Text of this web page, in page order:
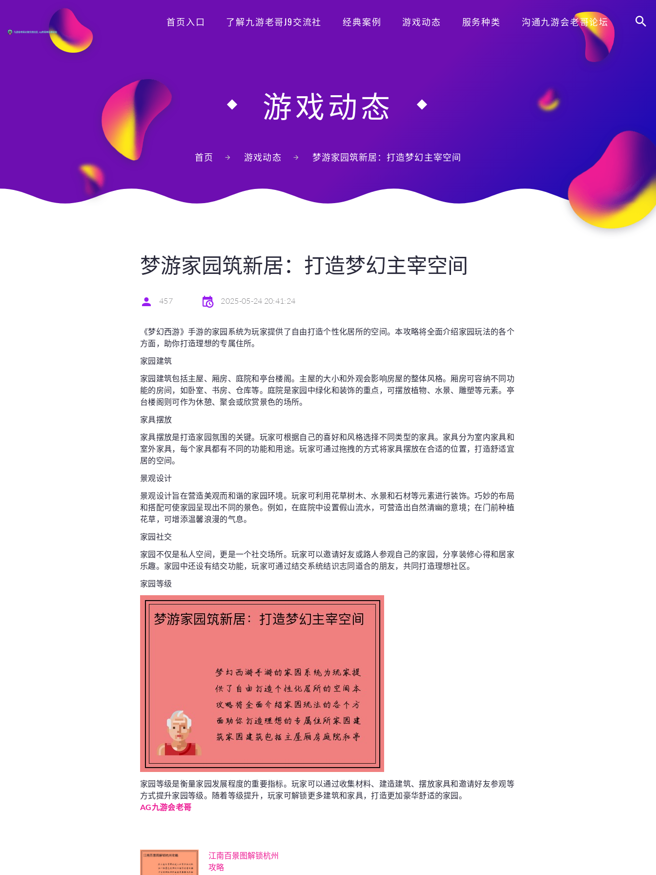
首页入口 了解九游老哥J9交流社 经典案例 游戏动态 服务种类 沟通九游会老哥论坛
游戏动态
首页 游戏动态 梦游家园筑新居：打造梦幻主宰空间
梦游家园筑新居：打造梦幻主宰空间
457 2025-05-24 20:41:24
《梦幻西游》手游的家园系统为玩家提供了自由打造个性化居所的空间。本攻略将全面介绍家园玩法的各个
方面，助你打造理想的专属住所。
家园建筑
家园建筑包括主屋、厢房、庭院和亭台楼阁。主屋的大小和外观会影响房屋的整体风格。厢房可容纳不同功
能的房间，如卧室、书房、仓库等。庭院是家园中绿化和装饰的重点，可摆放植物、水景、雕塑等元素。亭
台楼阁则可作为休憩、聚会或欣赏景色的场所。
家具摆放
家具摆放是打造家园氛围的关键。玩家可根据自己的喜好和风格选择不同类型的家具。家具分为室内家具和
室外家具，每个家具都有不同的功能和用途。玩家可通过拖拽的方式将家具摆放在合适的位置，打造舒适宜
居的空间。
景观设计
景观设计旨在营造美观而和谐的家园环境。玩家可利用花草树木、水景和石材等元素进行装饰。巧妙的布局
和搭配可使家园呈现出不同的景色。例如，在庭院中设置假山流水，可营造出自然清幽的意境；在门前种植
花草，可增添温馨浪漫的气息。
家园社交
家园不仅是私人空间，更是一个社交场所。玩家可以邀请好友或路人参观自己的家园，分享装修心得和居家
乐趣。家园中还设有结交功能，玩家可通过结交系统结识志同道合的朋友，共同打造理想社区。
家园等级
家园等级是衡量家园发展程度的重要指标。玩家可以通过收集材料、建造建筑、摆放家具和邀请好友参观等
方式提升家园等级。随着等级提升，玩家可解锁更多建筑和家具，打造更加豪华舒适的家园。
AG九游会老哥
江南百景图解锁杭州
攻略